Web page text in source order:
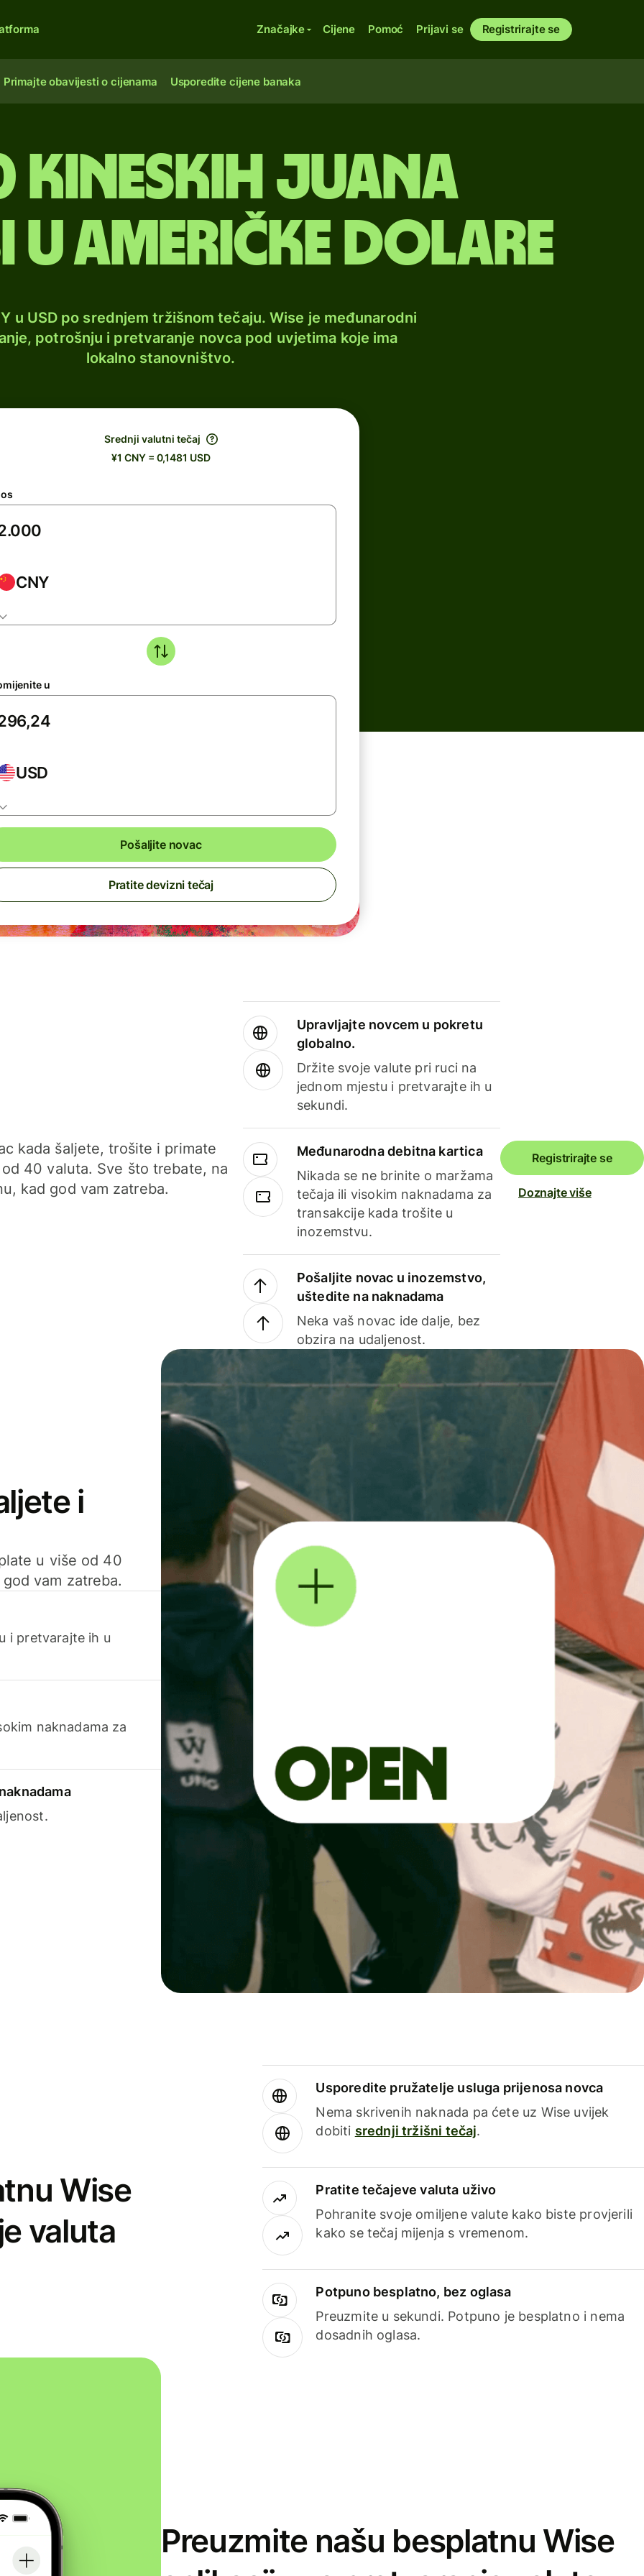
Značajke Cijene Pomoć Prijavi se Registrirajte se
Primajte obavijesti o cijenama Usporedite cijene banaka
kineskih juana
u američke dolare
u USD po srednjem tržišnom tečaju. Wise je međunarodni
potrošnju i pretvaranje novca pod uvjetima koje ima
lokalno stanovništvo.
Srednji valutni tečaj
¥1 CNY = 0,1481 USD
CNY
u
USD
Pošaljite novac
Pratite devizni tečaj
kada šaljete, trošite i primate
40 valuta. Sve što trebate, na
kad god vam zatreba.
Upravljajte novcem u pokretu
globalno.
Držite svoje valute pri ruci na
jednom mjestu i pretvarajte ih u
sekundi.
Međunarodna debitna kartica
Nikada se ne brinite o maržama
tečaja ili visokim naknadama za
transakcije kada trošite u
inozemstvu.
Pošaljite novac u inozemstvo,
uštedite na naknadama
Neka vaš novac ide dalje, bez
obzira na udaljenost.
Registrirajte se
Doznajte više
i
u više od 40
vam zatreba.
i pretvarajte ih u
naknadama za
Wise
valuta
Usporedite pružatelje usluga prijenosa novca
Nema skrivenih naknada pa ćete uz Wise uvijek
dobiti srednji tržišni tečaj.
Pratite tečajeve valuta uživo
Pohranite svoje omiljene valute kako biste provjerili
kako se tečaj mijenja s vremenom.
Potpuno besplatno, bez oglasa
Preuzmite u sekundi. Potpuno je besplatno i nema
dosadnih oglasa.
Preuzmite našu besplatnu Wise